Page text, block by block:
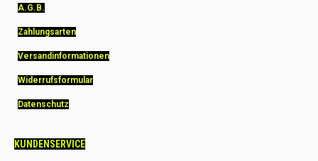
A.G.B.
Zahlungsarten
Versandinformationen
Widerrufsformular
Datenschutz
KUNDENSERVICE